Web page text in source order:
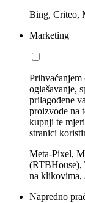
Bing, Criteo,
Marketing
Prihvaćanjem
oglašavanje,
prilagođene
proizvode na
kupnji te
stranici
Meta-Pixel,
(RTBHouse),
na klikovima,
Napredno